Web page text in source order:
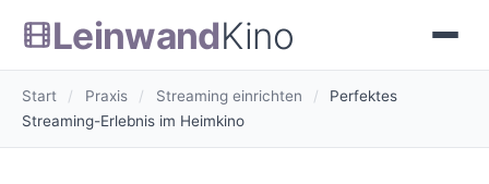
LeinwandKino
Start / Praxis / Streaming einrichten /
Perfektes
Streaming-Erlebnis im Heimkino